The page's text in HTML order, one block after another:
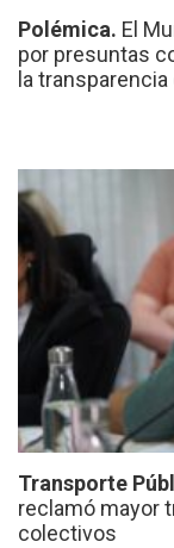
Polémica. El
por presuntas
la transparencia
Transporte
reclamó mayor
colectivos